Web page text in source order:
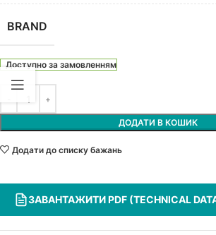
BRAND
Доступно за замовленням
ДОДАТИ В КОШИК
Додати до списку бажань
ЗАВАНТАЖИТИ PDF (TECHNICAL